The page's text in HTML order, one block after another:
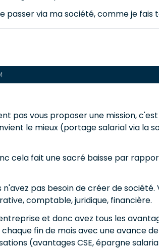
passer via ma société, comme je fais
vous proposer une mission, c'est
le mieux (portage salarial via la
cela fait une sacré baisse par
pas besoin de créer de
comptable, juridique, financière.
et donc avez tous les
fin de mois avec une avance
(avantages CSE, épargne